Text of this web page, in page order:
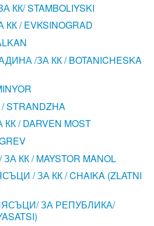
STAMBOLIYSKI
/ EVKSINOGRAD
/ЗА КК / BOTANICHESKA
/ DARVEN MOST
КК / MAYSTOR MANOL
/ ЗА КК / CHAIKA (ZLATNI
ЗА РЕПУБЛИКА/